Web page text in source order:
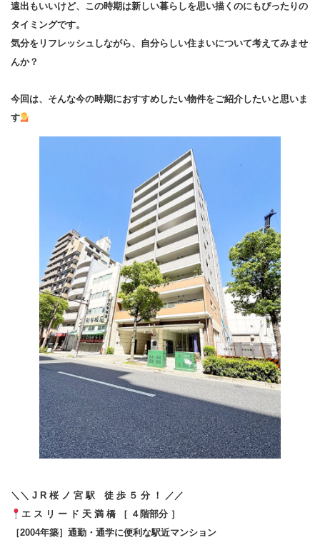
遠出もいいけど、この時期は新しい暮らしを思い描くのにもぴったりの
タイミングです。
気分をリフレッシュしながら、自分らしい住まいについて考えてみませ
んか？
今回は、そんな今の時期におすすめしたい物件をご紹介したいと思いま
す
＼＼ J R 桜 ノ 宮 駅 徒 歩 ５ 分 ！ ／／
エ ス リ ー ド 天 満 橋 ［ ４階部分 ］
［2004年築］通勤・通学に便利な駅近マンション